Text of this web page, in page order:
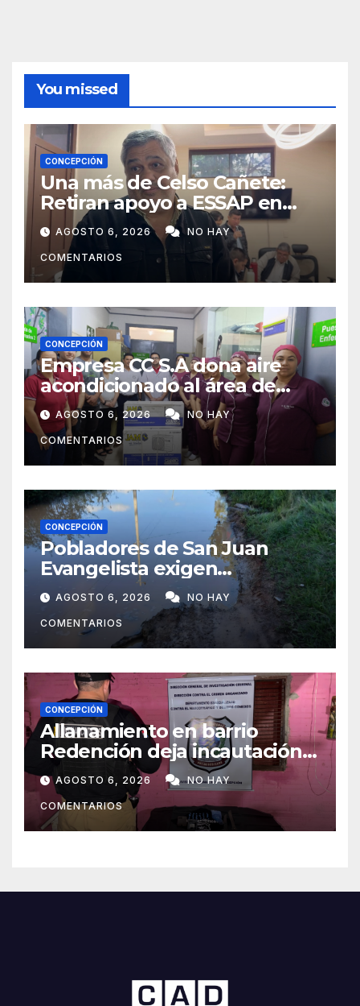
You missed
CONCEPCIÓN
Una más de Celso Cañete:
Retiran apoyo a ESSAP en
Concepción
AGOSTO 6, 2026 NO HAY
COMENTARIOS
CONCEPCIÓN
Empresa CC S.A dona aire
acondicionado al área de
maternidad del IPS de
Concepción
AGOSTO 6, 2026 NO HAY
COMENTARIOS
CONCEPCIÓN
Pobladores de San Juan
Evangelista exigen
reparación urgente de
caminos vecinales
AGOSTO 6, 2026 NO HAY
COMENTARIOS
CONCEPCIÓN
Allanamiento en barrio
Redención deja incautación
de presunta cocaína tipo
crack en Concepción
AGOSTO 6, 2026 NO HAY
COMENTARIOS